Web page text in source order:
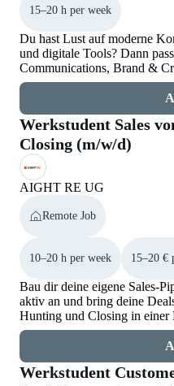
15–20 h per week
Du hast Lust auf moderne
und digitale Tools? Dann
Communications, Brand &
Werkstudent Sales
Closing (m/w/d)
AIGHT RE UG
Remote Job
10–20 h per week 15–20 €
Bau dir deine eigene Sales-
aktiv an und bring deine
Hunting und Closing in einer
Werkstudent